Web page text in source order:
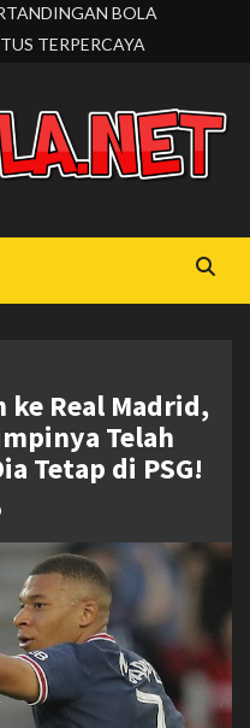
BOLA
TERPERCAYA
ke Real Madrid,
Telah
Tetap di PSG!